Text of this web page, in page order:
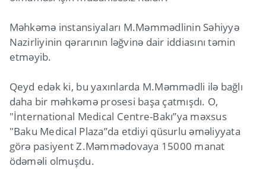
Məhkəmə instansiyaları M.Məmmədlinin Səhiyyə
Nazirliyinin qərarının ləğvinə dair iddiasını təmin
etməyib.
Qeyd edək ki, bu yaxınlarda M.Məmmədli ilə bağlı
daha bir məhkəmə prosesi başa çatmışdı. O,
"İnternational Medical Centre-Bakı”ya məxsus
"Baku Medical Plaza”da etdiyi qüsurlu əməliyyata
görə pasiyent Z.Məmmədovaya 15000 manat
ödəməli olmuşdu.